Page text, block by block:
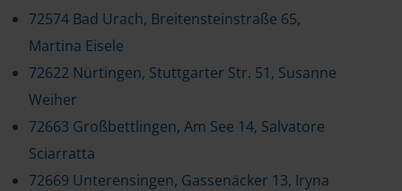
72574 Bad Urach, Breitensteinstraße 65,
Martina Eisele
72622 Nürtingen, Stuttgarter Str. 51, Susanne
Weiher
72663 Großbettlingen, Am See 14, Salvatore
Sciarratta
72669 Unterensingen, Gassenäcker 13, Iryna